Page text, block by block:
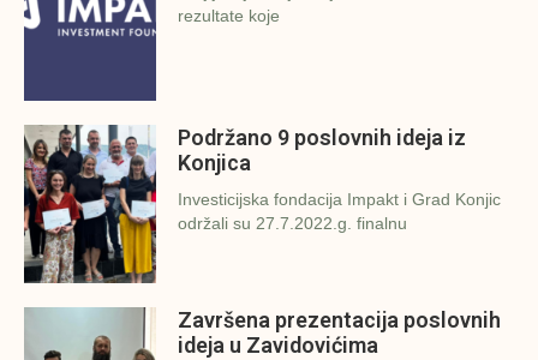
rezultate koje
Podržano 9 poslovnih ideja iz
Konjica
Investicijska fondacija Impakt i Grad Konjic
održali su 27.7.2022.g. finalnu
Završena prezentacija poslovnih
ideja u Zavidovićima